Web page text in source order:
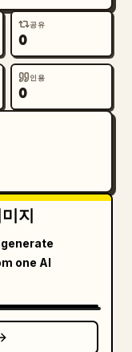
공유
0
인용
0
지
one AI